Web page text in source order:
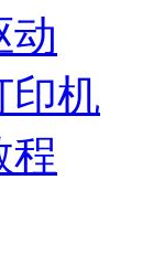
动
印机
程